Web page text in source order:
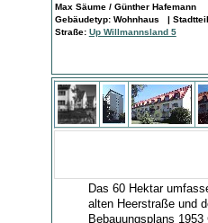
Max Säume / Günther Hafemann
Gebäudetyp: Wohnhaus |
Straße: Up Willmannsland 5
Das 60 Hektar
alten Heerstraße und
Bebauungsplans